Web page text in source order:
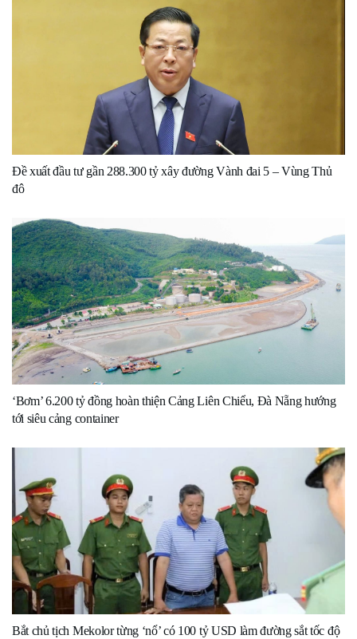
Đề xuất đầu tư gần 288.300 tỷ xây đường Vành đai 5 – Vùng Thủ
đô
‘Bơm’ 6.200 tỷ đồng hoàn thiện Cảng Liên Chiểu, Đà Nẵng hướng
tới siêu cảng container
Bắt chủ tịch Mekolor từng ‘nổ’ có 100 tỷ USD làm đường sắt tốc độ